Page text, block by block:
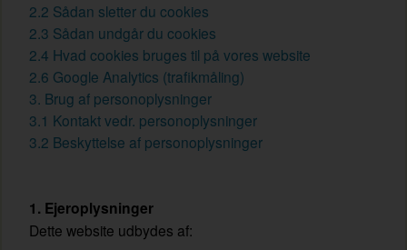
2.2 Sådan sletter du cookies
2.3 Sådan undgår du cookies
2.4 Hvad cookies bruges til på vores website
2.6 Google Analytics (trafikmåling)
3. Brug af personoplysninger
3.1 Kontakt vedr. personoplysninger
3.2 Beskyttelse af personoplysninger
1. Ejeroplysninger
Dette website udbydes af: